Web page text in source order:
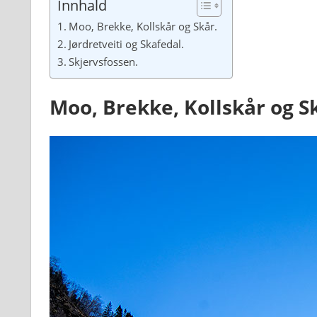
Innhald
Moo, Brekke, Kollskår og Skår.
Jørdretveiti og Skafedal.
Skjervsfossen.
Moo, Brekke, Kollskår og